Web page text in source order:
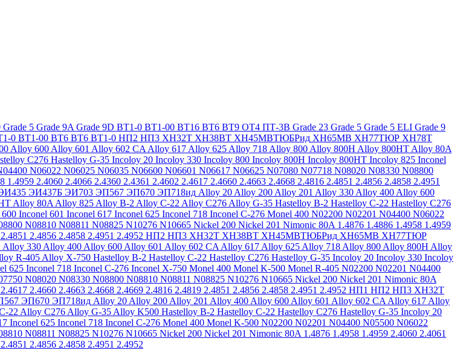
Grade 5 Grade 9A Grade 9D ВТ1-0 ВТ1-00 ВТ16 ВТ6 ВТ9 ОТ4 ПТ-3В Grade 23 Grade 5 Grade 5 ELI Grade 9
0 ВТ1-00 ВТ6 ВТ6 ВТ1-0 НП2 НП3 ХН32Т ХН38ВТ ХН45МВТЮБРид ХН65МВ ХН77ТЮР ХН78Т
Alloy 600 Alloy 601 Alloy 602 CA Alloy 617 Alloy 625 Alloy 718 Alloy 800 Alloy 800H Alloy 800HT Alloy 80A
C276 Hastelloy G-35 Incoloy 20 Incoloy 330 Incoloy 800 Incoloy 800H Incoloy 800HT Incoloy 825 Inconel
N06022 N06025 N06035 N06600 N06601 N06617 N06625 N07080 N07718 N08020 N08330 N08800
1.4959 2.4060 2.4066 2.4360 2.4361 2.4602 2.4617 2.4660 2.4663 2.4668 2.4816 2.4851 2.4856 2.4858 2.4951
ЭИ437Б ЭИ703 ЭП567 ЭП670 ЭП718ид Alloy 20 Alloy 200 Alloy 201 Alloy 330 Alloy 400 Alloy 600
Alloy 80A Alloy 825 Alloy B-2 Alloy C-22 Alloy C276 Alloy G-35 Hastelloy B-2 Hastelloy C-22 Hastelloy C276
Inconel 601 Inconel 617 Inconel 625 Inconel 718 Inconel C-276 Monel 400 N02200 N02201 N04400 N06022
N08810 N08811 N08825 N10276 N10665 Nickel 200 Nickel 201 Nimonic 80A 1.4876 1.4886 1.4958 1.4959
2.4851 2.4856 2.4858 2.4951 2.4952 НП2 НП3 ХН32Т ХН38ВТ ХН45МВТЮБРид ХН65МВ ХН77ТЮР
Alloy 330 Alloy 400 Alloy 600 Alloy 601 Alloy 602 CA Alloy 617 Alloy 625 Alloy 718 Alloy 800 Alloy 800H Alloy
R-405 Alloy X-750 Hastelloy B-2 Hastelloy C-22 Hastelloy C276 Hastelloy G-35 Incoloy 20 Incoloy 330 Incoloy
625 Inconel 718 Inconel C-276 Inconel X-750 Monel 400 Monel K-500 Monel R-405 N02200 N02201 N04400
N08020 N08330 N08800 N08810 N08811 N08825 N10276 N10665 Nickel 200 Nickel 201 Nimonic 80A
2.4617 2.4660 2.4663 2.4668 2.4669 2.4816 2.4819 2.4851 2.4856 2.4858 2.4951 2.4952 НП1 НП2 НП3 ХН32Т
ЭП670 ЭП718ид Alloy 20 Alloy 200 Alloy 201 Alloy 400 Alloy 600 Alloy 601 Alloy 602 CA Alloy 617 Alloy
22 Alloy C276 Alloy G-35 Alloy K500 Hastelloy B-2 Hastelloy C-22 Hastelloy C276 Hastelloy G-35 Incoloy 20
Inconel 625 Inconel 718 Inconel C-276 Monel 400 Monel K-500 N02200 N02201 N04400 N05500 N06022
N08811 N08825 N10276 N10665 Nickel 200 Nickel 201 Nimonic 80A 1.4876 1.4958 1.4959 2.4060 2.4061
2.4851 2.4856 2.4858 2.4951 2.4952